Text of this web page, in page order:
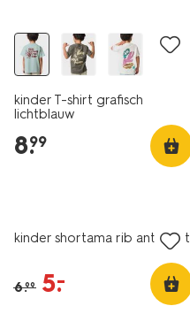
kinder T-shirt grafisch
lichtblauw
8.
99
kinder shortama rib antraciet
6.99 5.
–